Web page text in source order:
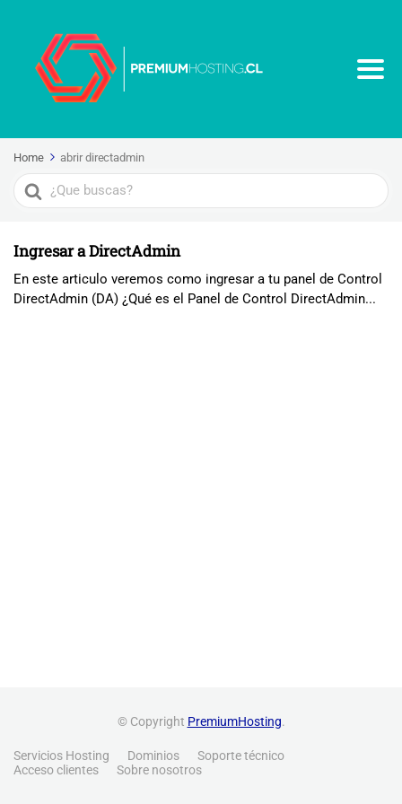
Home abrir directadmin
Search
For
Ingresar a DirectAdmin
En este articulo veremos como ingresar a tu panel de Control
DirectAdmin (DA) ¿Qué es el Panel de Control DirectAdmin...
© Copyright PremiumHosting.
Servicios Hosting Dominios
Soporte técnico
Acceso clientes
Sobre nosotros